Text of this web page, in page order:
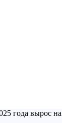
года вырос